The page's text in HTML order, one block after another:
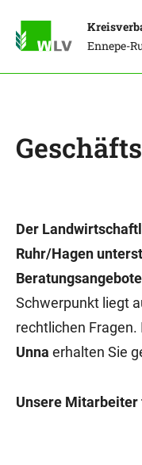
Ennepe-
Der
Ruhr/Hagen
Schwerpunkt liegt
rechtlichen Fragen.
Unna erhalten Sie
Unsere Mitarbeiter